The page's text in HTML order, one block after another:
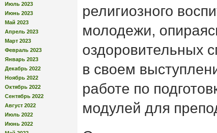
Июль 2023
Июнь 2023
Май 2023
Апрель 2023
Март 2023
Февраль 2023
Январь 2023
Декабрь 2022
Ноябрь 2022
Октябрь 2022
Сентябрь 2022
Август 2022
Июль 2022
Июнь 2022
религиозного
молодежи,
оздоровительных
в своем
работе по
модулей для